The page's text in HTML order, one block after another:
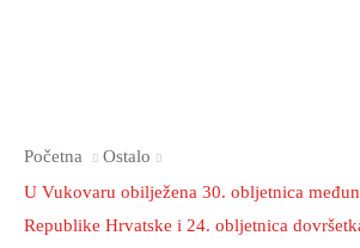
Početna
Ostalo
U Vukovaru obilježena 30. obljetnica
Republike Hrvatske i 24. obljetnica